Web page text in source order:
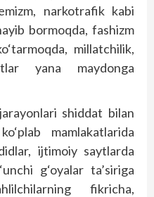
narkotrafik kabi
bormoqda, fashizm
millatchilik,
yana maydonga
shiddat bilan
mamlakatlarida
ijtimoiy saytlarda
g‘oyalar ta’siriga
fikricha,